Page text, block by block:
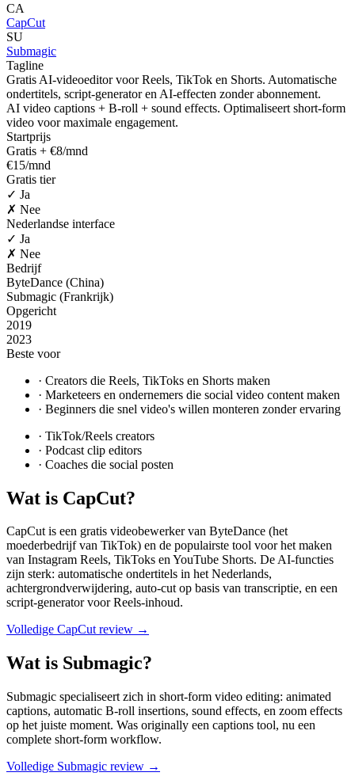
CA
CapCut
SU
Submagic
Tagline
Gratis AI-videoeditor voor Reels, TikTok en Shorts. Automatische
ondertitels, script-generator en AI-effecten zonder abonnement.
AI video captions + B-roll + sound effects. Optimaliseert short-form
video voor maximale engagement.
Startprijs
Gratis + €8/mnd
€15/mnd
Gratis tier
✓ Ja
✗ Nee
Nederlandse interface
✓ Ja
✗ Nee
Bedrijf
ByteDance (China)
Submagic (Frankrijk)
Opgericht
2019
2023
Beste voor
· Creators die Reels, TikToks en Shorts maken
· Marketeers en ondernemers die social video content maken
· Beginners die snel video's willen monteren zonder ervaring
· TikTok/Reels creators
· Podcast clip editors
· Coaches die social posten
Wat is CapCut?
CapCut is een gratis videobewerker van ByteDance (het
moederbedrijf van TikTok) en de populairste tool voor het maken
van Instagram Reels, TikToks en YouTube Shorts. De AI-functies
zijn sterk: automatische ondertitels in het Nederlands,
achtergrondverwijdering, auto-cut op basis van transcriptie, en een
script-generator voor Reels-inhoud.
Volledige CapCutreview →
Wat is Submagic?
Submagic specialiseert zich in short-form video editing: animated
captions, automatic B-roll insertions, sound effects, en zoom effects
op het juiste moment. Was originally een captions tool, nu een
complete short-form workflow.
Volledige Submagic review →